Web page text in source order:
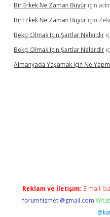
Bir Erkek Ne Zaman Büyür için
Bir Erkek Ne Zaman Büyür için Zeki
Bekçi Olmak Için Şartlar Nelerdir
Bekçi Olmak Için Şartlar Nelerdir
Almanyada Yaşamak Için Ne
Reklam ve İletişim: E-mail:
forumhizmeti@gmail.com